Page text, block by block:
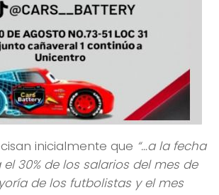
inicialmente que “…a la fecha
30% de los salarios del mes de
de los futbolistas y el mes